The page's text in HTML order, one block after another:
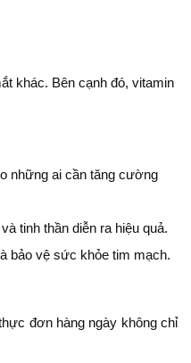
khác. Bên cạnh đó, vitamin
những ai cần tăng cường
tinh thần diễn ra hiệu quả.
bảo vệ sức khỏe tim mạch.
đơn hàng ngày không chỉ